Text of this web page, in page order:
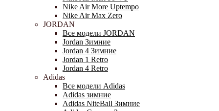
Nike Air More Uptempo
Nike Air Max Zero
JORDAN
Все модели JORDAN
Jordan Зимние
Jordan 4 Зимние
Jordan 1 Retro
Jordan 4 Retro
Adidas
Все модели Adidas
Adidas зимние
Adidas NiteBall Зимние